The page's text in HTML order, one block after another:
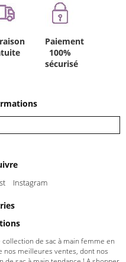
Paiement
100%
sécurisé
Instagram
de sac à main femme en
nos meilleures ventes, dont nos